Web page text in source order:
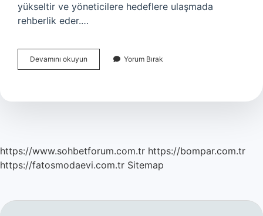
yükseltir ve yöneticilere hedeflere ulaşmada
rehberlik eder.…
Devamını okuyun Performans
Değerlendirme
Yorum Bırak
https://www.sohbetforum.com.tr https://bompar.com.tr
https://fatosmodaevi.com.tr Sitemap